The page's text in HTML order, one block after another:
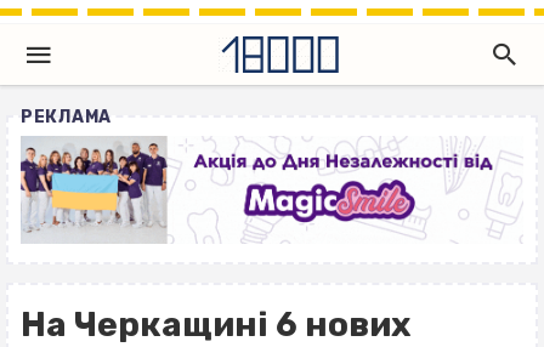
РЕКЛАМА
На Черкащині 6 нових